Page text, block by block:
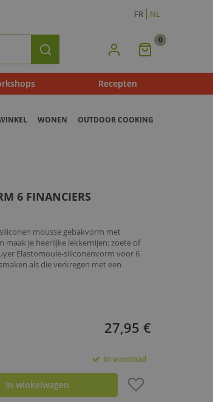
FR NL
Zoeken Mijn
0
Recepten
WONEN OUTDOOR COOKING
6 FINANCIERS
mousse gebakvorm met
maak je heerlijke lekkernijen: zoete of
Elastomoule-siliconenvorm voor 6
als die verkregen met een
27,95 €
In voorraad
In winkelwagen